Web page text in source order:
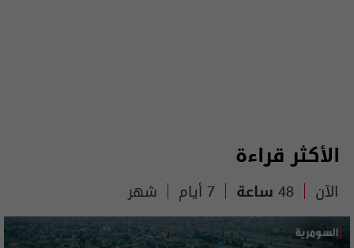
الأكثر قراءة
الآن 48 ساعة 7 أيام شهر